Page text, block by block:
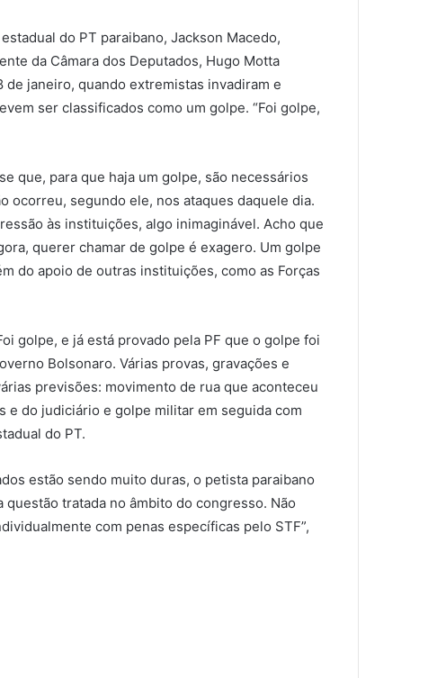
do PT paraibano, Jackson Macedo,
da Câmara dos Deputados, Hugo Motta
janeiro, quando extremistas invadiram e
ser classificados como um golpe. “Foi golpe,
que, para que haja um golpe, são necessários
ocorreu, segundo ele, nos ataques daquele dia.
às instituições, algo inimaginável. Acho que
querer chamar de golpe é exagero. Um golpe
do apoio de outras instituições, como as Forças
golpe, e já está provado pela PF que o golpe foi
Bolsonaro. Várias provas, gravações e
previsões: movimento de rua que aconteceu
do judiciário e golpe militar em seguida com
do PT.
estão sendo muito duras, o petista paraibano
questão tratada no âmbito do congresso. Não
com penas específicas pelo STF”,